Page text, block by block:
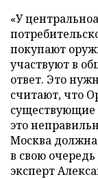
«У
покупают
участвуют в
ответ. Это
считают, что
это
Москва должна
в свою
эксперт